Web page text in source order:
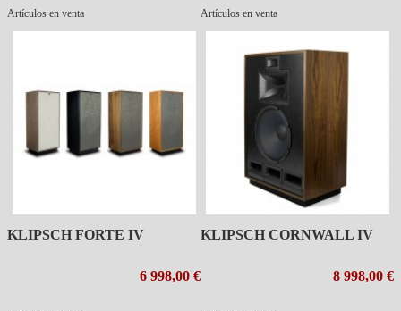
Artículos en venta Artículos en venta
KLIPSCH FORTE IV
6 998,00 €
KLIPSCH CORNWALL IV
8 998,00 €